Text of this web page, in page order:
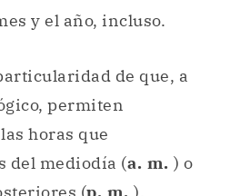
y el año, incluso.
de que, a
permiten
horas que
del mediodía (a. m. ) o